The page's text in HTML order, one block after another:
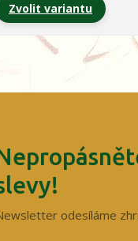
Zvolit variantu
odesíláme